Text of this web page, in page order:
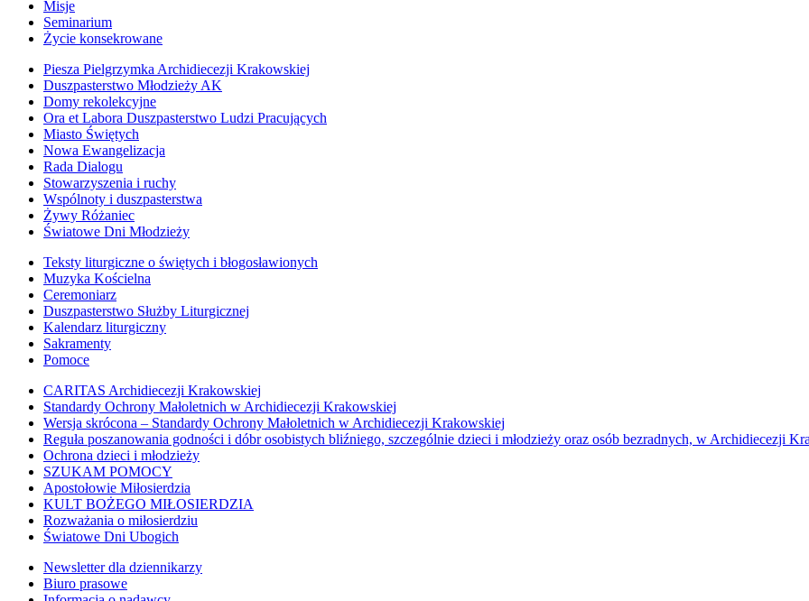
Misje
Seminarium
Życie konsekrowane
Piesza Pielgrzymka Archidiecezji Krakowskiej
Duszpasterstwo Młodzieży AK
Domy rekolekcyjne
Ora et Labora Duszpasterstwo Ludzi Pracujących
Miasto Świętych
Nowa Ewangelizacja
Rada Dialogu
Stowarzyszenia i ruchy
Wspólnoty i duszpasterstwa
Żywy Różaniec
Światowe Dni Młodzieży
Teksty liturgiczne o świętych i błogosławionych
Muzyka Kościelna
Ceremoniarz
Duszpasterstwo Służby Liturgicznej
Kalendarz liturgiczny
Sakramenty
Pomoce
CARITAS Archidiecezji Krakowskiej
Standardy Ochrony Małoletnich w Archidiecezji Krakowskiej
Wersja skrócona – Standardy Ochrony Małoletnich w Archidiecezji Krakowskiej
Reguła poszanowania godności i dóbr osobistych bliźniego, szczególnie dzieci i młodzieży oraz osób bezradnych, w Archidiecezji
Ochrona dzieci i młodzieży
SZUKAM POMOCY
Apostołowie Miłosierdzia
KULT BOŻEGO MIŁOSIERDZIA
Rozważania o miłosierdziu
Światowe Dni Ubogich
Newsletter dla dziennikarzy
Biuro prasowe